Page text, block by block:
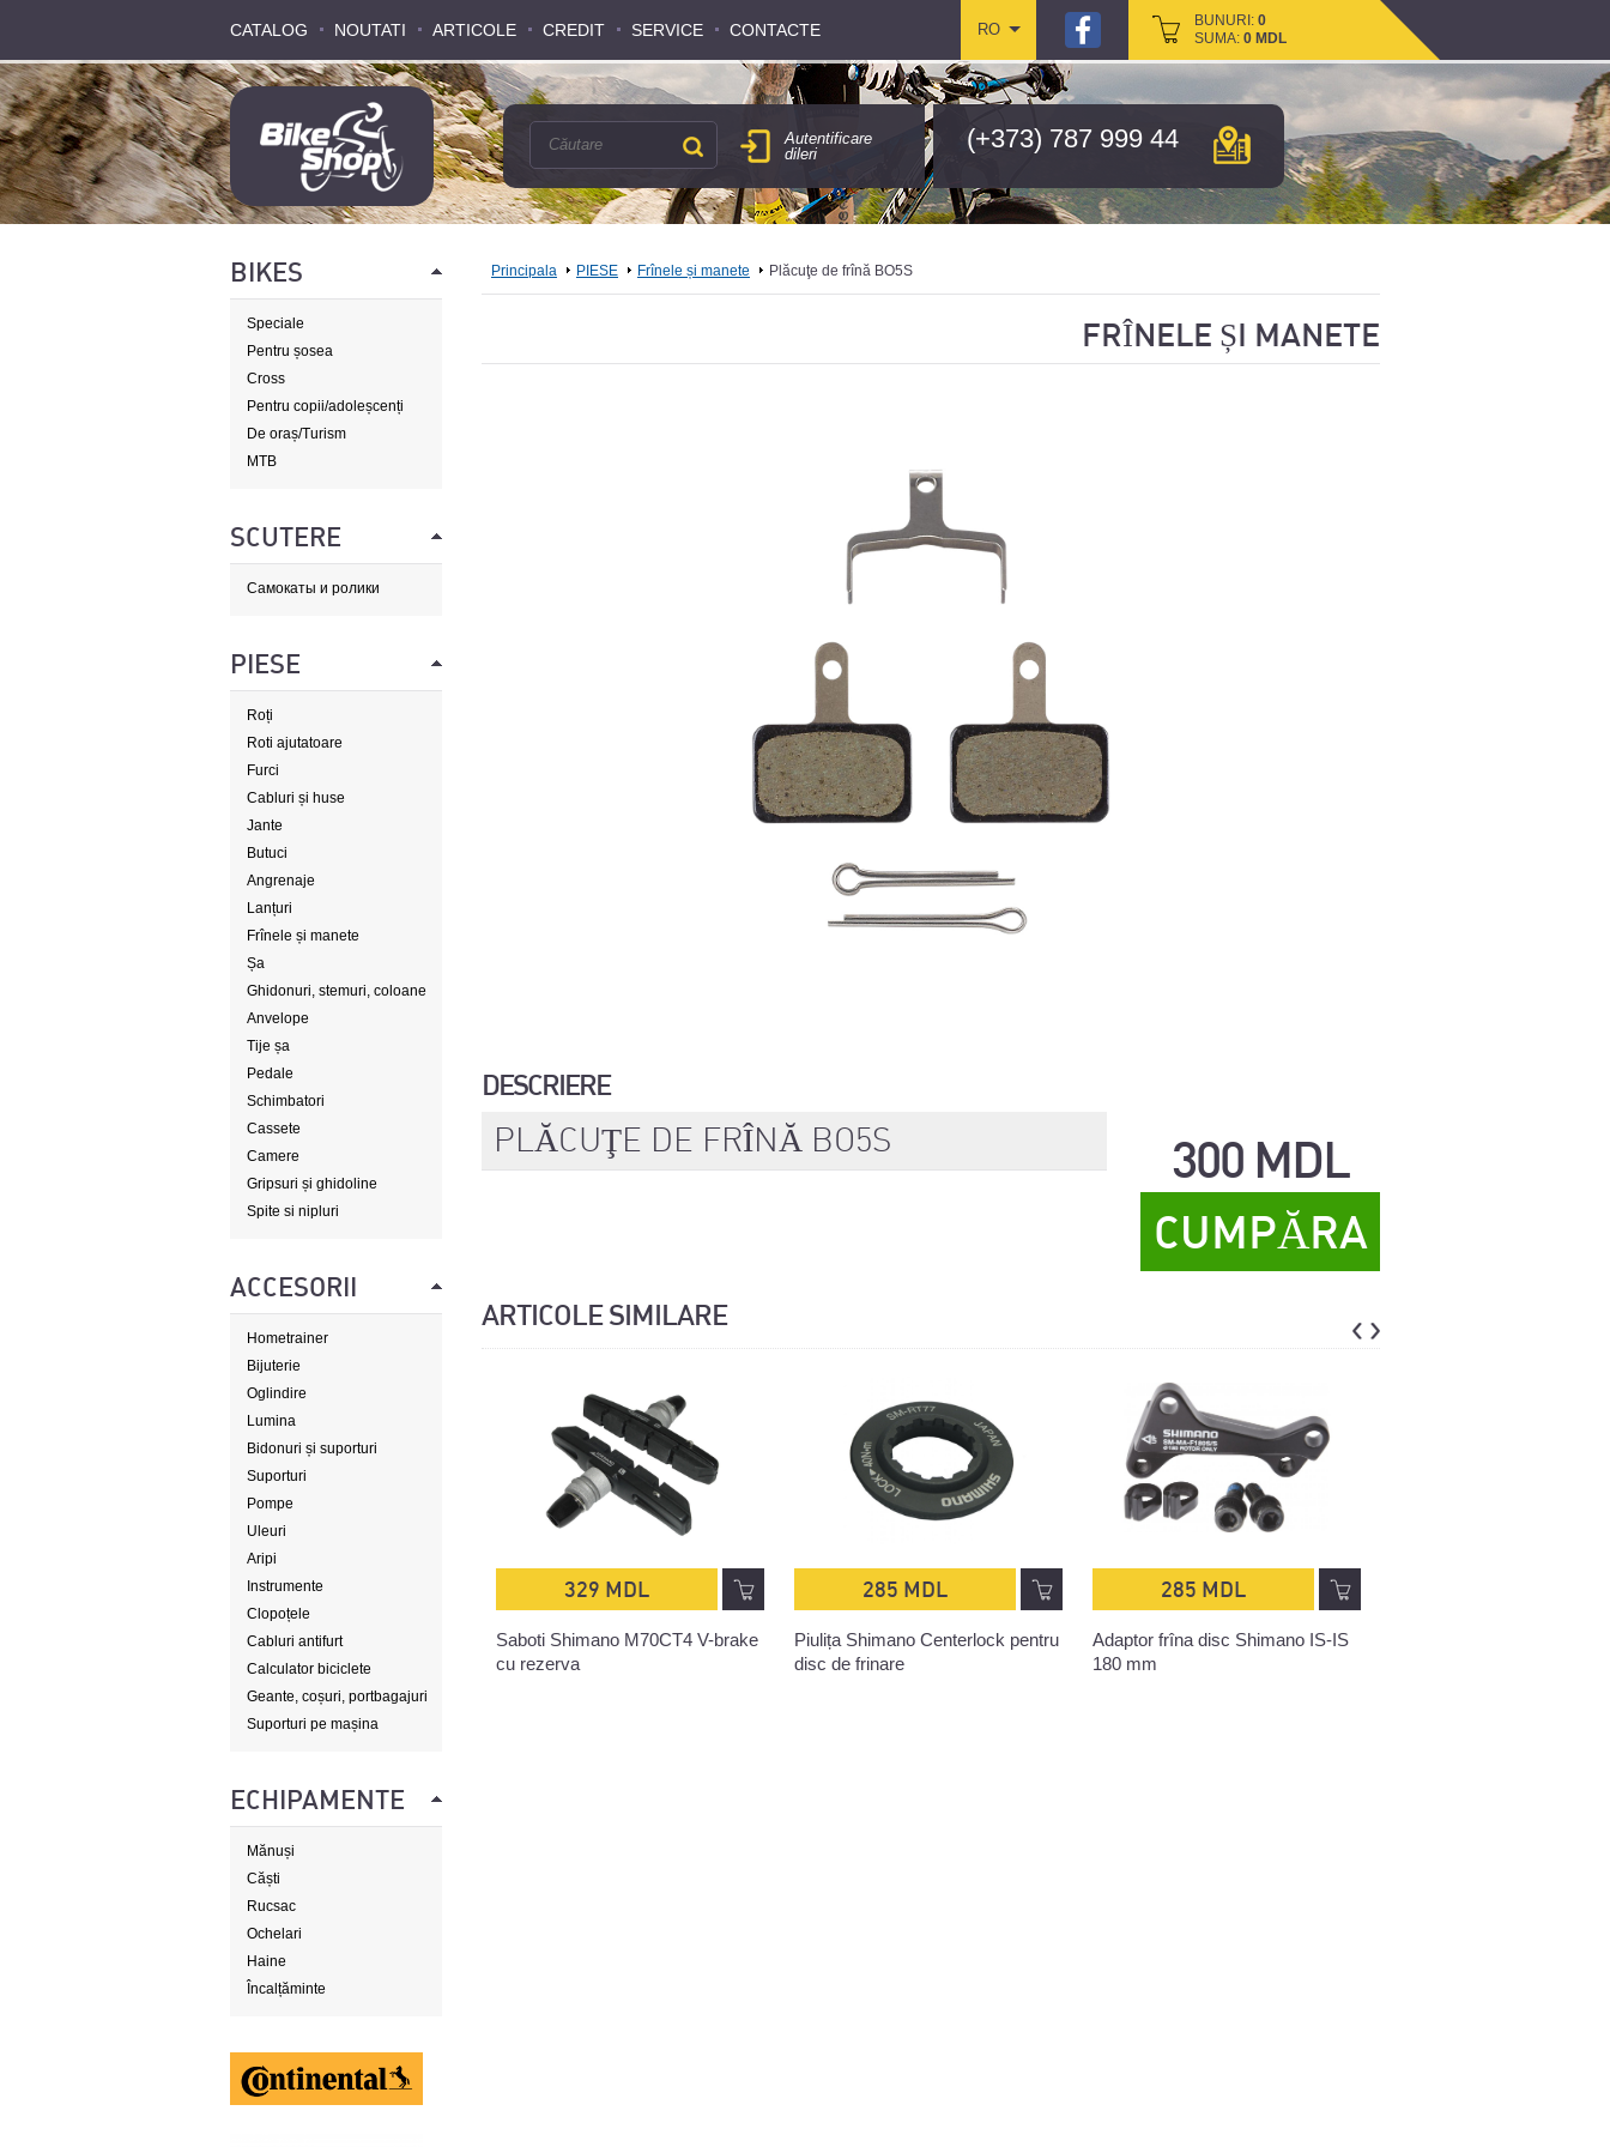
CATALOG NOUTATI ARTICOLE CREDIT SERVICE CONTACTE RO BUNURI: 0
SUMA: 0 MDL
CATALOG NOUTATI ARTICOLE CREDIT SERVICE CONTACTE RO BUNURI: 0
SUMA: 0 MDL
(+373) 787 999 44
Autentificare
dileri
BIKES
Speciale
Pentru șosea
Cross
Pentru copii/adoleșcenți
De oraș/Turism
MTB
SCUTERE
Самокаты и ролики
PIESE
Roți
Roti ajutatoare
Furci
Cabluri și huse
Jante
Butuci
Angrenaje
Lanțuri
Frînele și manete
Șa
Ghidonuri, stemuri, coloane
de direcție
Anvelope
Tije șa
Pedale
Schimbatori
Cassete
Camere
Gripsuri și ghidoline
Spite si nipluri
ACCESORII
Hometrainer
Bijuterie
Oglindire
Lumina
Bidonuri și suporturi
Suporturi
Pompe
Uleuri
Aripi
Instrumente
Clopoțele
Cabluri antifurt
Calculator biciclete
Geante, coșuri, portbagajuri
Suporturi pe mașina
ECHIPAMENTE
Mănuși
Căști
Rucsac
Ochelari
Haine
Încalțăminte
Principala PIESE Frînele și manete Plăcuţe de frînă BO5S
FRÎNELE ȘI MANETE
DESCRIERE
PLĂCUŢE DE FRÎNĂ BO5S 300 MDL
CUMPĂRA
ARTICOLE SIMILARE
329 MDL
Saboti Shimano M70CT4 V-brake
cu rezerva
285 MDL
Piulița Shimano Centerlock pentru
disc de frinare
285 MDL
Adaptor frîna disc Shimano IS-IS
180 mm